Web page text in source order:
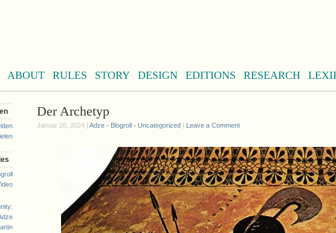
ABOUT RULES STORY DESIGN EDITIONS RESEARCH
Der Archetyp
Januar 26, 2024 | Adze • Blogroll • Uncategorized | Leave a Comment